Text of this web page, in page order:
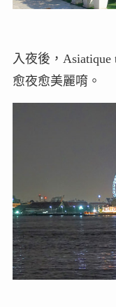
入夜後，
愈夜愈美麗唷。